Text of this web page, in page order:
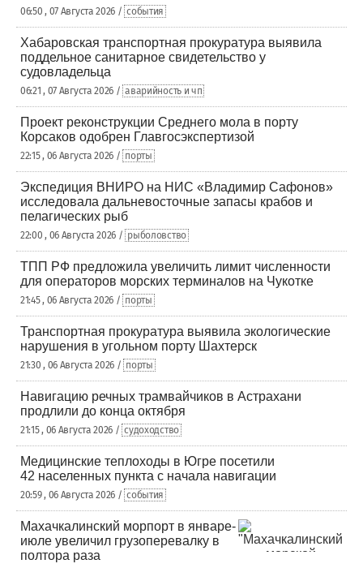
06:50 , 07 Августа 2026 / события
Хабаровская транспортная прокуратура выявила
поддельное санитарное свидетельство у
судовладельца
06:21 , 07 Августа 2026 / аварийность и чп
Проект реконструкции Среднего мола в порту
Корсаков одобрен Главгосэкспертизой
22:15 , 06 Августа 2026 / порты
Экспедиция ВНИРО на НИС «Владимир Сафонов»
исследовала дальневосточные запасы крабов и
пелагических рыб
22:00 , 06 Августа 2026 / рыболовство
ТПП РФ предложила увеличить лимит численности
для операторов морских терминалов на Чукотке
21:45 , 06 Августа 2026 / порты
Транспортная прокуратура выявила экологические
нарушения в угольном порту Шахтерск
21:30 , 06 Августа 2026 / порты
Навигацию речных трамвайчиков в Астрахани
продлили до конца октября
21:15 , 06 Августа 2026 / судоходство
Медицинские теплоходы в Югре посетили
42 населенных пункта с начала навигации
20:59 , 06 Августа 2026 / события
Махачкалинский морпорт в январе-
июле увеличил грузоперевалку в
полтора раза